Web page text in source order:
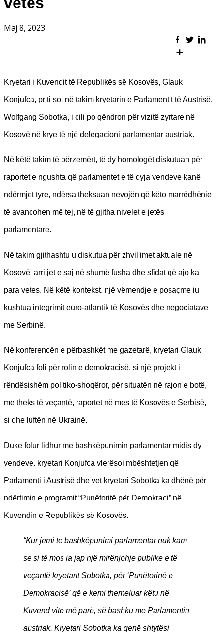
Maj 8, 2023
Kryetari i Kuvendit të Republikës së Kosovës, Glauk
Konjufca, priti sot në takim kryetarin e Parlamentit të Austrisë,
Wolfgang Sobotka, i cili po qëndron për vizitë zyrtare në
Kosovë në krye të një delegacioni parlamentar austriak.
Në këtë takim të përzemërt, të dy homologët diskutuan për
raportet e ngushta që parlamentet e të dyja vendeve kanë
ndërmjet tyre, ndërsa theksuan nevojën që këto marrëdhënie
të avancohen më tej, në të gjitha nivelet e jetës
parlamentare.
Në takim gjithashtu u diskutua për zhvillimet aktuale në
Kosovë, arritjet e saj në shumë fusha dhe sfidat që ajo ka
para vetes. Në këtë kontekst, një vëmendje e posaçme iu
kushtua integrimit euro-atlantik të Kosovës dhe negociatave
me Serbinë.
Në konferencën e përbashkët me gazetarë, kryetari Glauk
Konjufca foli për rolin e demokracisë, si një projekt i
rëndësishëm politiko-shoqëror, për situatën në rajon e botë,
me theks të veçantë, raportet në mes të Kosovës e Serbisë,
si dhe luftën në Ukrainë.
Duke folur lidhur me bashkëpunimin parlamentar midis dy
vendeve, kryetari Konjufca vlerësoi mbështetjen që
Parlamenti i Austrisë dhe vet kryetari Sobotka ka dhënë për
ndërtimin e programit “Punëtoritë për Demokraci” në
Kuvendin e Republikës së Kosovës.
“Kur jemi te bashkëpunimi parlamentar nuk kam
se si të mos ia jap një mirënjohje publike e të
veçantë kryetarit Sobotka, për ‘Punëtorinë e
Demokracisë’ që e kemi themeluar këtu në
Kuvend vite më parë, së bashku me Parlamentin
austriak. Kryetari Sobotka ka qenë shtytësi